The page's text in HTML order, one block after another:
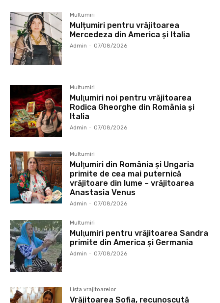
Multumiri
Mulțumiri pentru vrăjitoarea
Mercedeza din America și Italia
Admin - 07/08/2026
Multumiri
Mulţumiri noi pentru vrăjitoarea
Rodica Gheorghe din România și
Italia
Admin - 07/08/2026
Multumiri
Mulţumiri din România și Ungaria
primite de cea mai puternică
vrăjitoare din lume – vrăjitoarea
Anastasia Venus
Admin - 07/08/2026
Multumiri
Mulţumiri pentru vrăjitoarea Sandra
primite din America și Germania
Admin - 07/08/2026
Lista vrajitoarelor
Vrăjitoarea Sofia, recunoscută